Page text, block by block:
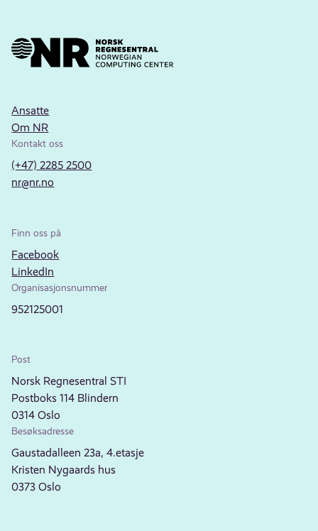
Ansatte
Om NR
Kontakt oss
(+47) 2285 2500
nr@nr.no
Finn oss på
Facebook
LinkedIn
Organisasjonsnummer
952125001
Post
Norsk Regnesentral STI
Postboks 114 Blindern
0314 Oslo
Besøksadresse
Gaustadalleen 23a, 4.etasje
Kristen Nygaards hus
0373 Oslo